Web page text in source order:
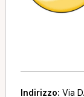
Indirizzo: Via